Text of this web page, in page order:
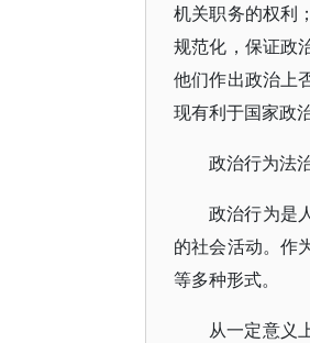
机关职务的权利
规范化，保证政
他们作出政治上
现有利于国家政
政治行为法
政治行为是
的社会活动。作
等多种形式。
从一定意义